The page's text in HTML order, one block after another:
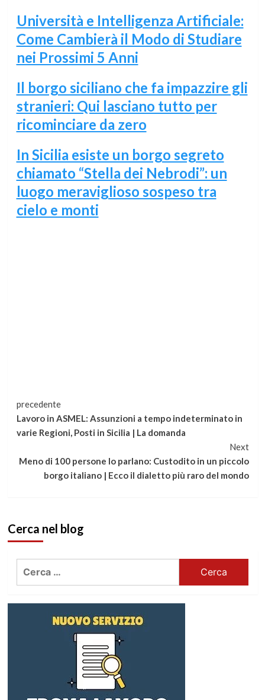
Università e Intelligenza Artificiale:
Come Cambierà il Modo di Studiare
nei Prossimi 5 Anni
Il borgo siciliano che fa impazzire gli
stranieri: Qui lasciano tutto per
ricominciare da zero
In Sicilia esiste un borgo segreto
chiamato “Stella dei Nebrodi”: un
luogo meraviglioso sospeso tra
cielo e monti
Continua
a
leggere
precedente
Lavoro in ASMEL: Assunzioni a tempo indeterminato in
varie Regioni, Posti in Sicilia | La domanda
Next
Meno di 100 persone lo parlano: Custodito in un piccolo
borgo italiano | Ecco il dialetto più raro del mondo
Cerca nel blog